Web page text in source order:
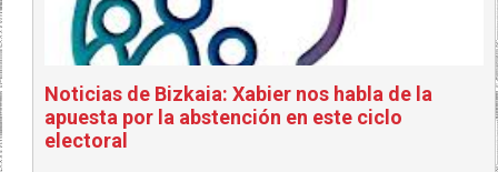
Noticias de Bizkaia: Xabier nos habla de la
apuesta por la abstención en este ciclo
electoral